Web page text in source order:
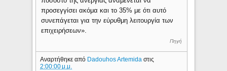
προσεγγίσει ακόμα και το 35% με ότι αυτό
συνεπάγεται για την εύρυθμη λειτουργία των
επιχειρήσεων».
Πηγή
Αναρτήθηκε από Dadouhos Artemidaστις
2:00:00 μ.μ.